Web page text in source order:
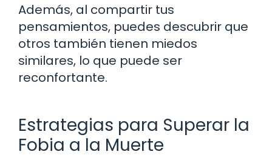
Además, al compartir tus
pensamientos, puedes descubrir que
otros también tienen miedos
similares, lo que puede ser
reconfortante.
Estrategias para Superar la
Fobia a la Muerte